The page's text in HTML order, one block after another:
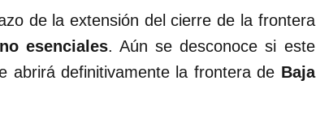
de la extensión del cierre de la frontera
esenciales. Aún se desconoce si este
abrirá definitivamente la frontera de Baja